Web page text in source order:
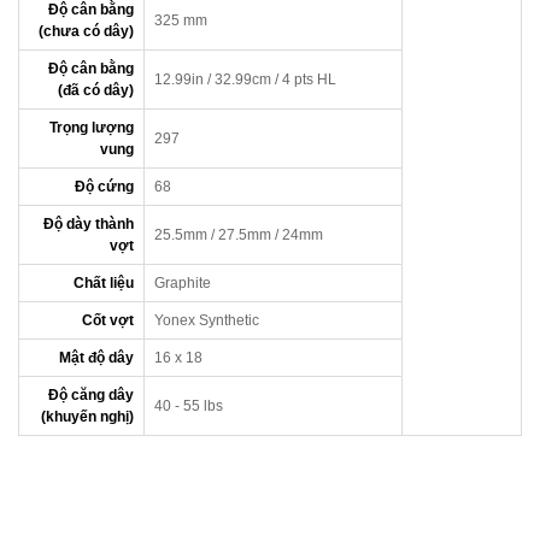
Độ cân bằng
(chưa có dây)
325 mm
Độ cân bằng
(đã có dây)
12.99in / 32.99cm / 4 pts HL
Trọng lượng
vung
297
Độ cứng 68
Độ dày thành
vợt
25.5mm / 27.5mm / 24mm
Chất liệu Graphite
Cốt vợt Yonex Synthetic
Mật độ dây 16 x 18
Độ căng dây
(khuyến nghị)
40 - 55 lbs